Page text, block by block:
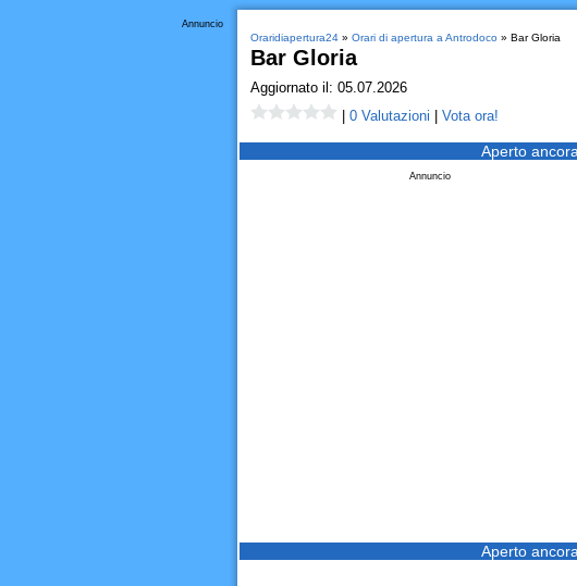
Annuncio
Oraridiapertura24» Orari di apertura a Antrodoco» Bar Gloria
Bar Gloria
Aggiornato il: 05.07.2026
0 Valutazioni Vota ora!
Aperto
Annuncio
Aperto